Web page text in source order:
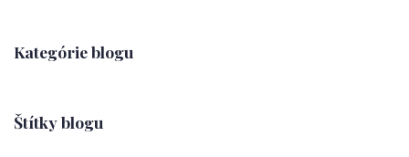
Kategórie blogu
Štítky blogu